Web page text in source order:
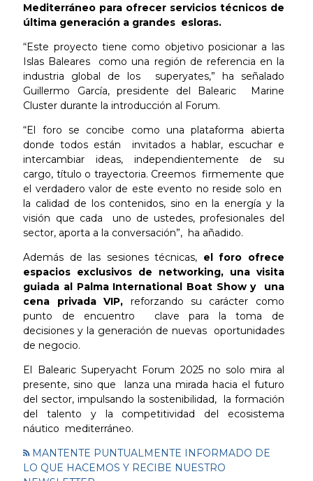
Mediterráneo para ofrecer servicios técnicos de
última generación a grandes esloras.
“Este proyecto tiene como objetivo posicionar a las
Islas Baleares como una región de referencia en la
industria global de los superyates,” ha señalado
Guillermo García, presidente del Balearic Marine
Cluster durante la introducción al Forum.
“El foro se concibe como una plataforma abierta
donde todos están invitados a hablar, escuchar e
intercambiar ideas, independientemente de su
cargo, título o trayectoria. Creemos firmemente que
el verdadero valor de este evento no reside solo en
la calidad de los contenidos, sino en la energía y la
visión que cada uno de ustedes, profesionales del
sector, aporta a la conversación”, ha añadido.
Además de las sesiones técnicas, el foro ofrece
espacios exclusivos de networking, una visita
guiada al Palma International Boat Show y una
cena privada VIP, reforzando su carácter como
punto de encuentro clave para la toma de
decisiones y la generación de nuevas oportunidades
de negocio.
El Balearic Superyacht Forum 2025 no solo mira al
presente, sino que lanza una mirada hacia el futuro
del sector, impulsando la sostenibilidad, la formación
del talento y la competitividad del ecosistema
náutico mediterráneo.
MANTENTE PUNTUALMENTE INFORMADO DE
LO QUE HACEMOS Y RECIBE NUESTRO